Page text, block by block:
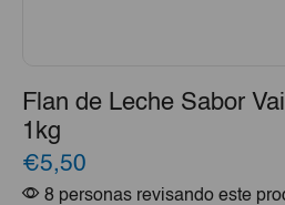
Flan de Leche Sabor
1kg
€5,50
8 personas revisando este